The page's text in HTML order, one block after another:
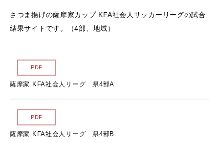
関連リンク
スポンサー企業一覧
さつま揚げの薩摩家カップ KFA社会人サッカーリーグの試合
結果サイトです。（4部、地域）
PDF
薩摩家 KFA社会人リーグ 県4部A
PDF
薩摩家 KFA社会人リーグ 県4部B